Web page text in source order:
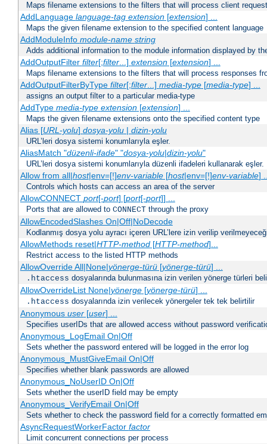
Maps filename extensions to the filters that will process client
AddLanguage language-tag extension[extension] ...
Maps the given filename extension to the specified content language
AddModuleInfo module-name string
Adds additional information to the module information displayed by
AddOutputFilter filter[;filter...] extension[extension] ...
Maps filename extensions to the filters that will process responses
AddOutputFilterByType filter[;filter...] media-type[media-type] ...
assigns an output filter to a particular media-type
AddType media-type extension[extension] ...
Maps the given filename extensions onto the specified content type
Alias [URL-yolu] dosya-yolu| dizin-yolu
URL’leri dosya sistemi konumlarıyla eşler.
AliasMatch "düzenli-ifade" "dosya-yolu|dizin-yolu"
URL’leri dosya sistemi konumlarıyla düzenli ifadeleri kullanarak eşler.
Allow from all|host|env=[!]env-variable[host|env=[!]env-variable]
Controls which hosts can access an area of the server
AllowCONNECT port[-port] [port[-port]] ...
Ports that are allowed to CONNECT through the proxy
AllowEncodedSlashes On|Off|NoDecode
Kodlanmış dosya yolu ayracı içeren URL’lere izin verilip
AllowMethods reset|HTTP-method[HTTP-method]...
Restrict access to the listed HTTP methods
AllowOverride All|None|yönerge-türü[yönerge-türü] ...
.htaccess dosyalarında bulunmasına izin verilen yönerge türleri
AllowOverrideList None|yönerge[yönerge-türü] ...
.htaccess dosyalarında izin verilecek yönergeler tek tek belirtilir
Anonymous user[user] ...
Specifies userIDs that are allowed access without password
Anonymous_LogEmail On|Off
Sets whether the password entered will be logged in the error log
Anonymous_MustGiveEmail On|Off
Specifies whether blank passwords are allowed
Anonymous_NoUserID On|Off
Sets whether the userID field may be empty
Anonymous_VerifyEmail On|Off
Sets whether to check the password field for a correctly formatted
AsyncRequestWorkerFactor factor
Limit concurrent connections per process